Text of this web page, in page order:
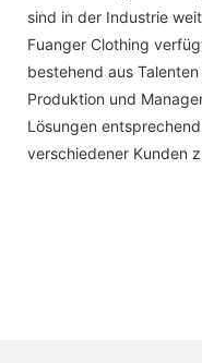
sind in der Industrie
Fuanger Clothing
bestehend aus
Produktion und
Lösungen
verschiedener Kunden